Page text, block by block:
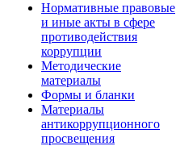
Нормативные правовые
и иные акты в сфере
противодействия
коррупции
Методические
материалы
Формы и бланки
Материалы
антикоррупционного
просвещения